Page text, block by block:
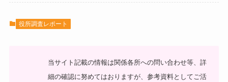
役所調査レポート
当サイト記載の情報は関係各所への問い合わせ等、詳
細の確認に努めてはおりますが、参考資料としてご活